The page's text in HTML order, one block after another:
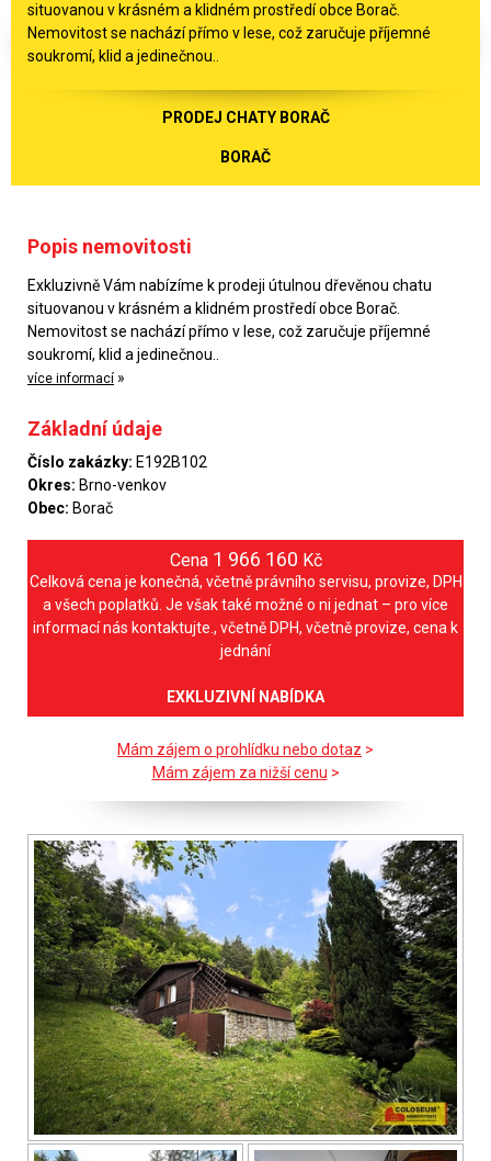
situovanou v krásném a klidném prostředí obce Borač.
Nemovitost se nachází přímo v lese, což zaručuje příjemné
soukromí, klid a jedinečnou..
PRODEJ CHATY BORAČ
BORAČ
Popis nemovitosti
Exkluzivně Vám nabízíme k prodeji útulnou dřevěnou chatu
situovanou v krásném a klidném prostředí obce Borač.
Nemovitost se nachází přímo v lese, což zaručuje příjemné
soukromí, klid a jedinečnou..
více informací »
Základní údaje
Číslo zakázky: E192B102
Okres: Brno-venkov
Obec: Borač
Cena 1 966 160 Kč
Celková cena je konečná, včetně právního servisu, provize, DPH
a všech poplatků. Je však také možné o ni jednat – pro více
informací nás kontaktujte., včetně DPH, včetně provize, cena k
jednání
EXKLUZIVNÍ NABÍDKA
Mám zájem o prohlídku nebo dotaz >
Mám zájem za nižší cenu >